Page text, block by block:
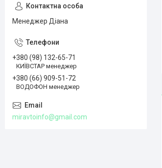
Менеджер Діана
+380 (98) 132-65-71
КИЇВСТАР менеджер
+380 (66) 909-51-72
ВОДОФОН менеджер
miravtoinfo@gmail.com